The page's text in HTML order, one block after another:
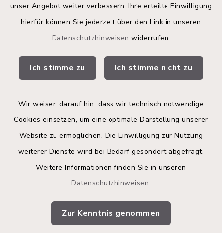
unser Angebot weiter verbessern. Ihre erteilte Einwilligung
hierfür können Sie jederzeit über den Link in unseren
Datenschutzhinweisen widerrufen.
Ich stimme zu Ich stimme nicht zu
Wir weisen darauf hin, dass wir technisch notwendige
Cookies einsetzen, um eine optimale Darstellung unserer
Website zu ermöglichen. Die Einwilligung zur Nutzung
weiterer Dienste wird bei Bedarf gesondert abgefragt.
Weitere Informationen finden Sie in unseren
Datenschutzhinweisen.
Zur Kenntnis genommen
Land Schleswig-Holstein
Kita-Portal
Bürgerinformationsbroschüre
Barrierefreiheit
Impressum